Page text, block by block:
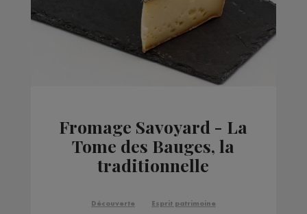
Fromage Savoyard - La
Tome des Bauges, la
traditionnelle
Découverte Esprit patrimoine